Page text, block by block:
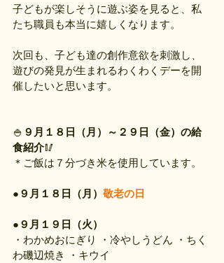
子どもが楽しそうに遊ぶ姿を見ると、私
たち職員も本当に嬉しくなります。
次回も、子ども達の創作意欲を刺激し、
遊びの発見が生まれるわくわくデーを開
催したいと思います。
🍚 ９月１８日（月）～２９日（金）の給
食紹介🥢
＊ご飯は７分づき米を使用しています。
●９月１８日（月） 敬老の日
●９月１９日（火）
・わかめおにぎり ・冷やしうどん ・ちく
わ磯辺焼き ・キウイ